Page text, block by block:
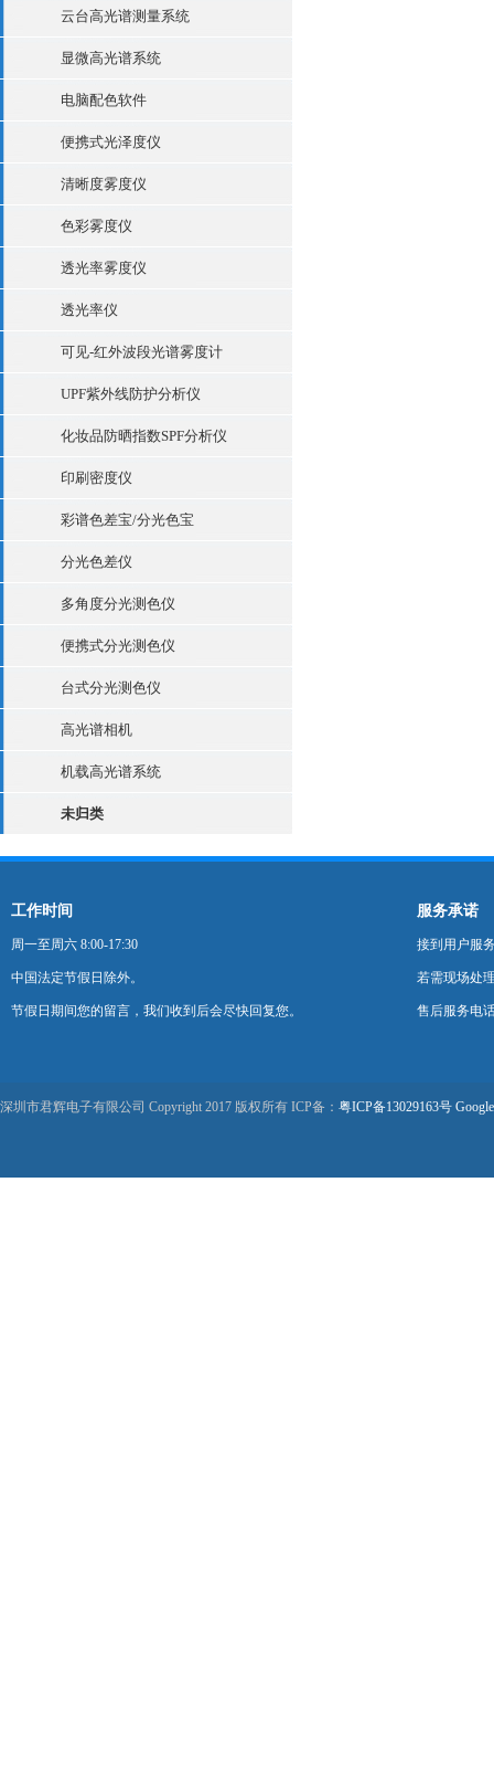
云台高光谱测量系统
显微高光谱系统
电脑配色软件
便携式光泽度仪
清晰度雾度仪
色彩雾度仪
透光率雾度仪
透光率仪
可见-红外波段光谱雾度计
UPF紫外线防护分析仪
化妆品防晒指数SPF分析仪
印刷密度仪
彩谱色差宝/分光色宝
分光色差仪
多角度分光测色仪
便携式分光测色仪
台式分光测色仪
高光谱相机
机载高光谱系统
未归类
工作时间
周一至周六 8:00-17:30
中国法定节假日除外。
节假日期间您的留言，我们收到后会尽快回复您。
服务承诺
接到用户服
若需现场处
售后服务电
深圳市君辉电子有限公司 Copyright 2017 版权所有 ICP备： 粤ICP备13029163号